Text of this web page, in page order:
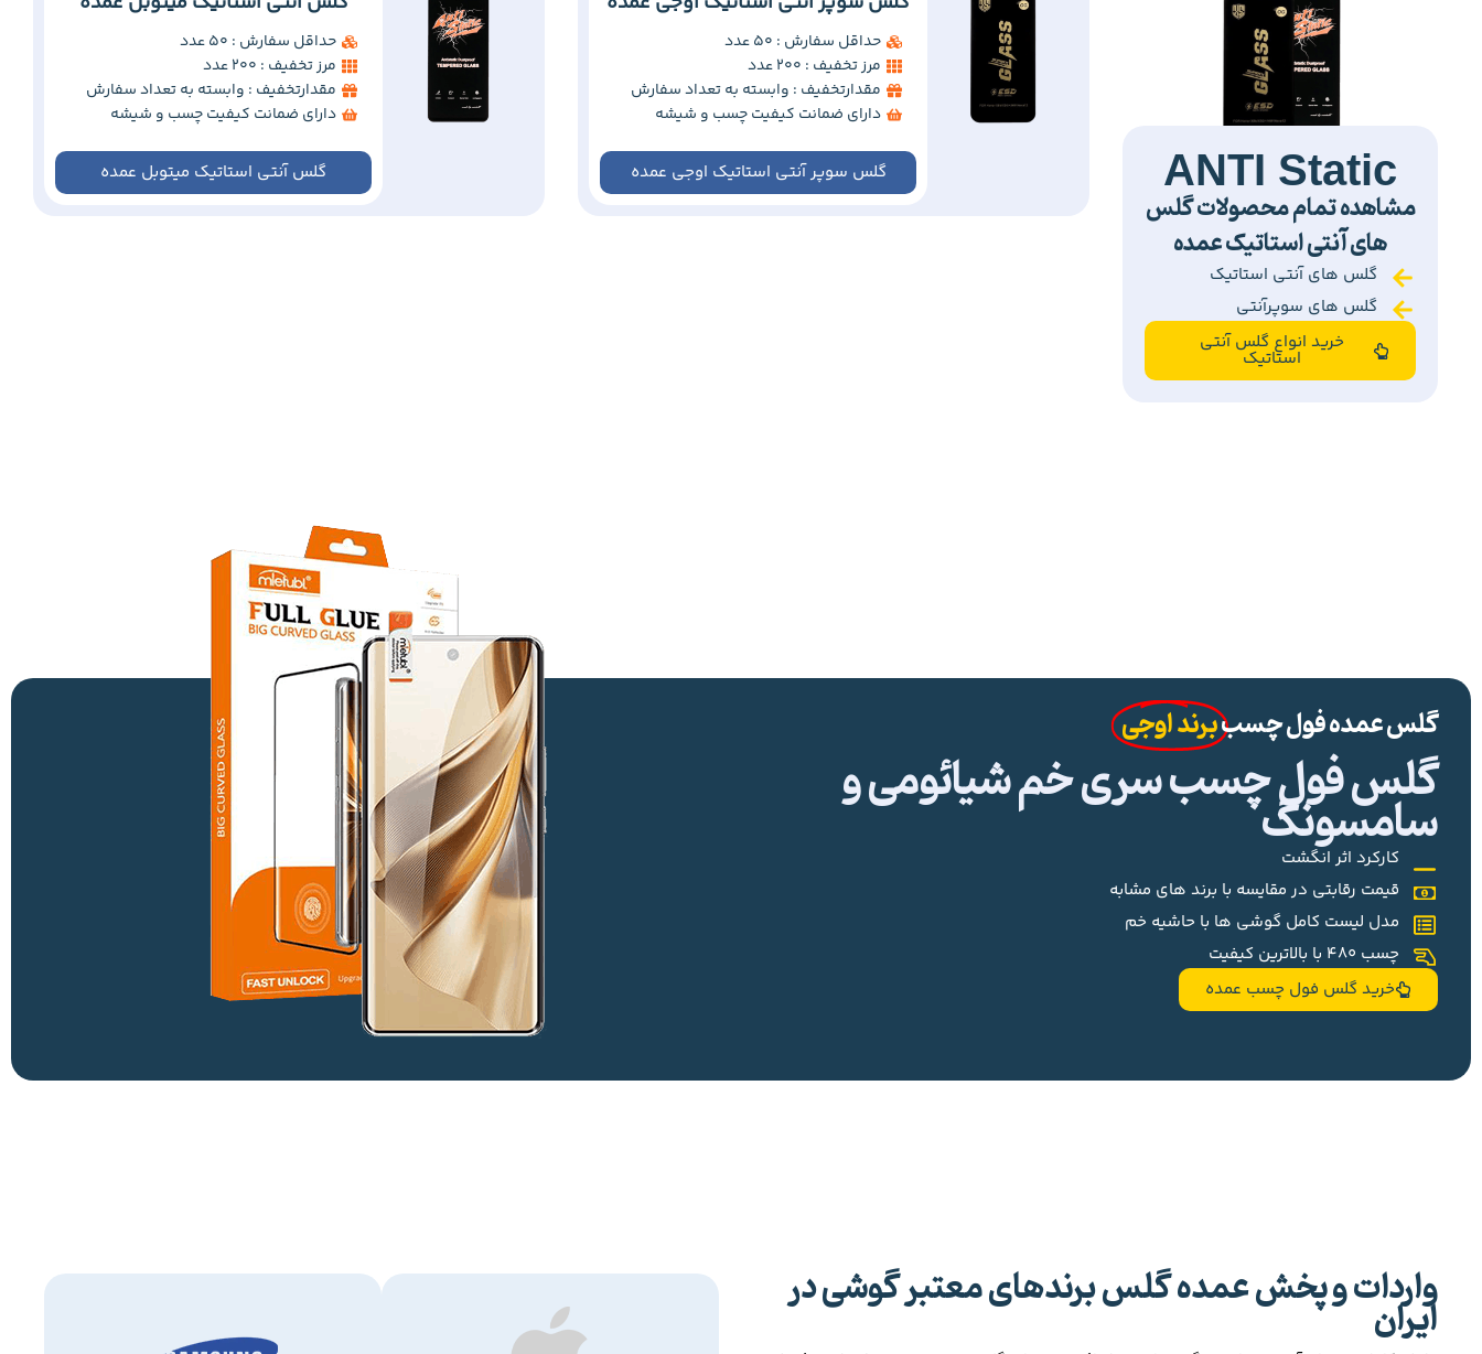
ANTI Static
مشاهده تمام محصولات گلس
های آنتی استاتیک عمده
گلس های آنتی استاتیک
گلس های سوپرآنتی
خرید انواع گلس آنتی
استاتیک
حداقل سفارش : 50 عدد
مرز تخفیف : 200 عدد
مقدارتخفیف : وابسته به تعداد سفارش
دارای ضمانت کیفیت چسب و شیشه
گلس سوپر آنتی استاتیک اوجی عمده
حداقل سفارش : 50 عدد
مرز تخفیف : 200 عدد
مقدارتخفیف : وابسته به تعداد سفارش
دارای ضمانت کیفیت چسب و شیشه
گلس آنتی استاتیک میتوبل عمده
گلس عمده فول چسببرند اوجی
گلس فول چسب سری خم شیائومی و
سامسونگ
کارکرد اثر انگشت
قیمت رقابتی در مقایسه با برند های مشابه
مدل لیست کامل گوشی ها با حاشیه خم
چسب 480 با بالاترین کیفیت
خرید گلس فول چسب عمده
واردات و پخش عمده گلس برندهای معتبر گوشی در
ایران